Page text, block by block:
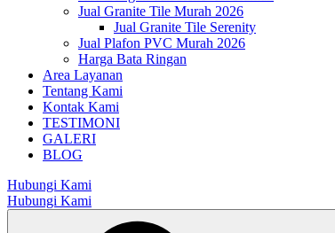
Jual Granite Tile Murah 2026
Jual Granite Tile Serenity
Jual Plafon PVC Murah 2026
Harga Bata Ringan
Area Layanan
Tentang Kami
Kontak Kami
TESTIMONI
GALERI
BLOG
Hubungi Kami
Hubungi Kami